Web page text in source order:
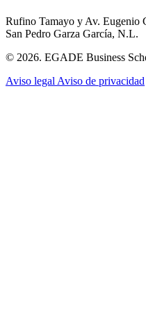
Rufino Tamayo y Av. Eugenio
San Pedro Garza García, N.L.
© 2026. EGADE Business
Aviso legal Aviso de privacidad